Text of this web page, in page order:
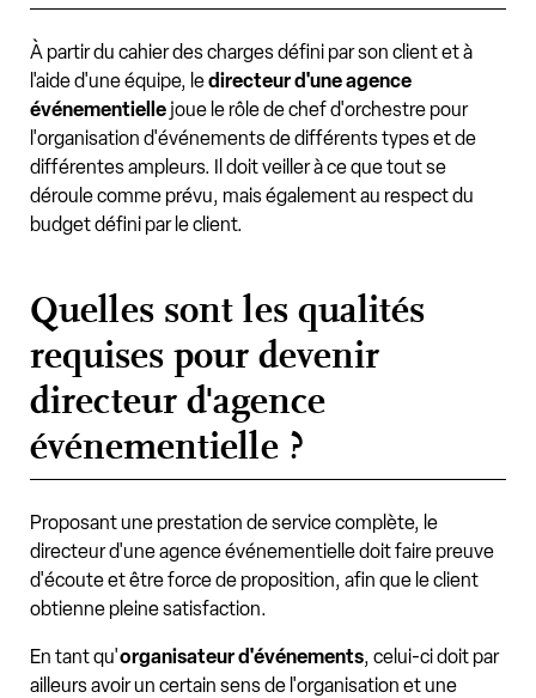
À partir du cahier des charges défini par son client et à
l'aide d'une équipe, ledirecteur d'une agence
événementielle joue le rôle de chef d'orchestre pour
l'organisation d'événements de différents types et de
différentes ampleurs. Il doit veiller à ce que tout se
déroule comme prévu, mais également au respect du
budget défini par le client.
Quelles sont les qualités
requises pour devenir
directeur d'agence
événementielle ?
Proposant une prestation de service complète, le
directeur d'une agence événementielle doit faire preuve
d'écoute et être force de proposition, afin que le client
obtienne pleine satisfaction.
En tant qu'organisateur d'événements, celui-ci doit par
ailleurs avoir un certain sens de l'organisation et une